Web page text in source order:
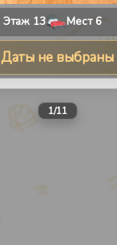
Этаж 13 Мест6
Даты не выбраны
1/11